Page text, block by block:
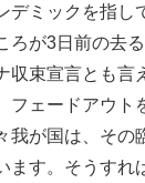
デミックを指し
が3日前の去
収束宣言とも言
フェードアウト
が国は、その
ます。そうすれ